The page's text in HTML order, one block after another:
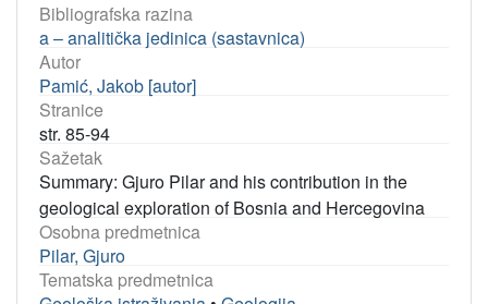
Bibliografska razina
a – analitička jedinica (sastavnica)
Autor
Pamić, Jakob [autor]
Stranice
str. 85-94
Sažetak
Summary: Gjuro Pilar and his contribution in the
geological exploration of Bosnia and Hercegovina
Osobna predmetnica
Pilar, Gjuro
Tematska predmetnica